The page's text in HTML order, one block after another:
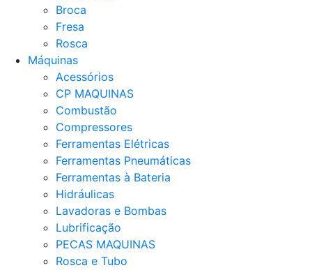
Broca
Fresa
Rosca
Máquinas
Acessórios
CP MAQUINAS
Combustão
Compressores
Ferramentas Elétricas
Ferramentas Pneumáticas
Ferramentas à Bateria
Hidráulicas
Lavadoras e Bombas
Lubrificação
PECAS MAQUINAS
Rosca e Tubo